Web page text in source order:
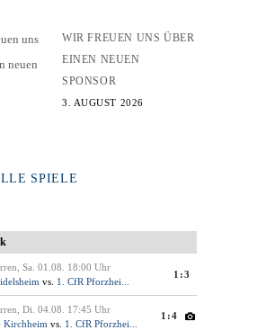
WIR FREUEN UNS ÜBER
EINEN NEUEN
SPONSOR
3. AUGUST 2026
SPIELE